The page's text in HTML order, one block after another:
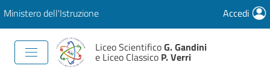
Ministero dell'Istruzione Accedi
Liceo ScientificoG. Gandini
e Liceo Classico P. Verri